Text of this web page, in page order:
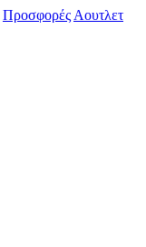
Προσφορές Αουτλετ